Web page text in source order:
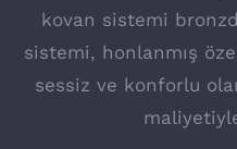
kovan sistemi
sistemi, honlanmış
sessiz ve konforlu